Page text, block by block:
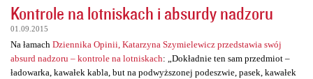
Kontrole na lotniskach i absurdy nadzoru
01.09.2015
Na łamach Dziennika Opinii, Katarzyna Szymielewicz przedstawia swój
absurd nadzoru – kontrole na lotniskach: „Dokładnie ten sam przedmiot –
ładowarka, kawałek kabla, but na podwyższonej podeszwie, pasek, kawałek